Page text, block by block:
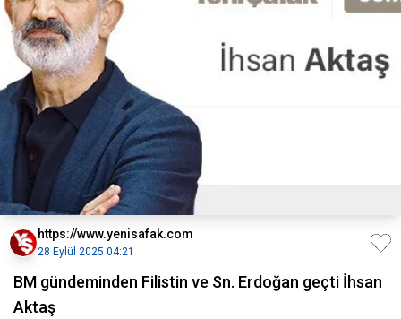
https://www.yenisafak.com
28 Eylül 2025 04:21
BM gündeminden Filistin ve Sn. Erdoğan geçti İhsan
Aktaş